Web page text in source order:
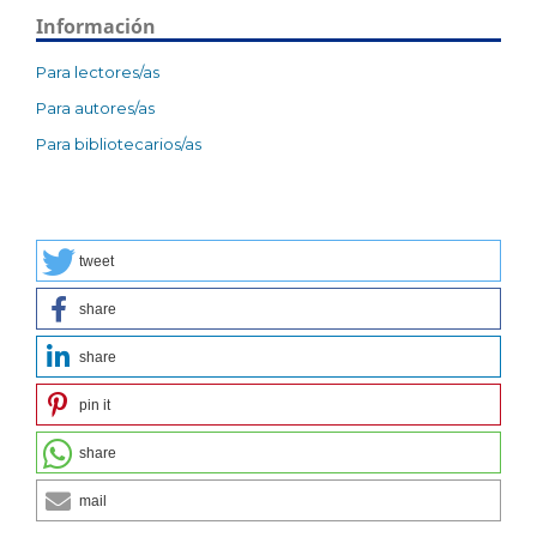
Información
Para lectores/as
Para autores/as
Para bibliotecarios/as
tweet
share
share
pin it
share
mail